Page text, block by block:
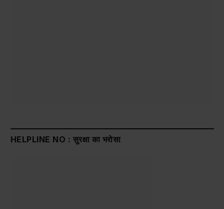
HELPLINE NO : सुरक्षा का भरोसा